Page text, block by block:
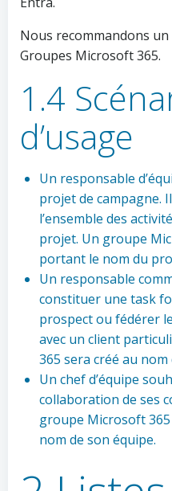
Nous recommandons
Groupes Microsoft 365.
1.4
d’usage
Un responsable
projet de campagne.
l’ensemble des
projet. Un groupe
portant le nom du
Un responsable
constituer une task
prospect ou fédérer
avec un client
365 sera créé au nom
Un chef d’équipe
collaboration de ses
groupe Microsoft
nom de son équipe.